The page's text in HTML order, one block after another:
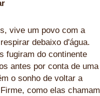
vive um povo com a
debaixo d'água.
fugiram do continente
antes por conta de uma
o sonho de voltar a
como elas chamam